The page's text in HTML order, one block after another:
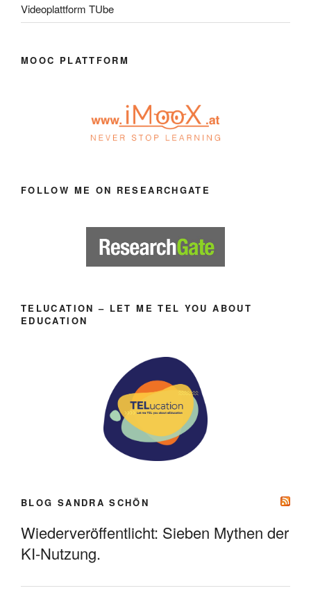
Videoplattform TUbe
MOOC PLATTFORM
FOLLOW ME ON RESEARCHGATE
TELUCATION – LET ME TEL YOU ABOUT
EDUCATION
BLOG SANDRA SCHÖN
Wiederveröffentlicht: Sieben Mythen der
KI-Nutzung.